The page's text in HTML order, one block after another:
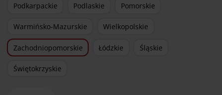
Podkarpackie Podlaskie Pomorskie
Warmińsko-Mazurskie Wielkopolskie
Zachodniopomorskie Łódzkie Śląskie
Świętokrzyskie